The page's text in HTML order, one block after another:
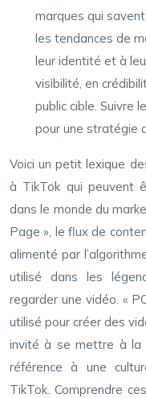
marques qui
les tendances de
leur identité et à
visibilité, en
public cible. Suivre
pour une stratégie
Voici un petit lexique
à TikTok qui peuvent
dans le monde du
Page », le flux de
alimenté par
utilisé dans les
regarder une vidéo. «
utilisé pour créer des
invité à se mettre à la
référence à une
TikTok. Comprendre